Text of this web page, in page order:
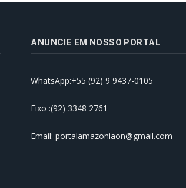
Prefeitura de
15/06/2026
ANUNCIE EM NOSSO PORTAL
WhatsApp:+55 (92) 9 9437-0105
Fixo :(92) 3348 2761
Email: portalamazoniaon@gmail.com